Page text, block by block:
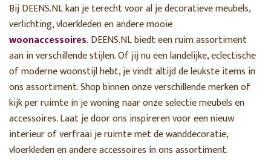
Bij DEENS.NL kan je terecht voor al je decoratieve meubels,
verlichting, vloerkleden en andere mooie
woonaccessoires. DEENS.NL biedt een ruim assortiment
aan in verschillende stijlen. Of jij nu een landelijke, eclectische
of moderne woonstijl hebt, je vindt altijd de leukste items in
ons assortiment. Shop binnen onze verschillende merken of
kijk per ruimte in je woning naar onze selectie meubels en
accessoires. Laat je door ons inspireren voor een nieuw
interieur of verfraai je ruimte met de wanddecoratie,
vloerkleden en andere accessoires in ons assortiment.